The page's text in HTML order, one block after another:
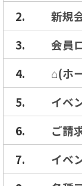
新規
会員
⌂(ホ
イベ
ご請
イベ